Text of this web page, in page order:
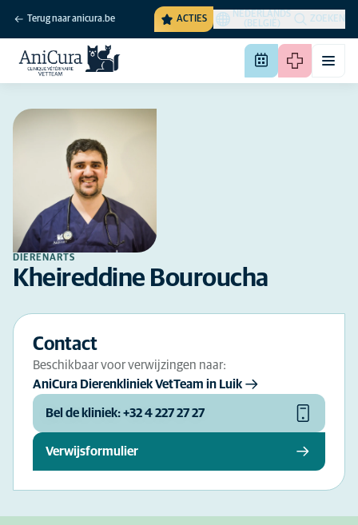
Terug naar anicura.be ACTIES
NEDERLANDS
(BELGIË)
ZOEKEN
DIERENARTS
Kheireddine Bouroucha
Contact
Beschikbaar voor verwijzingen naar:
AniCura Dierenkliniek VetTeam in Luik
Bel de kliniek: +32 4 227 27 27
Verwijsformulier